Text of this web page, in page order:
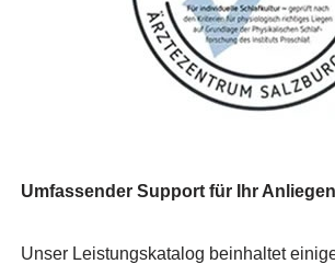
Umfassender Support für Ihr Anliegen
Unser Leistungskatalog beinhaltet